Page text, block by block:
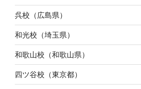
呉校（広島県）
和光校（埼玉県）
和歌山校（和歌山県）
四ツ谷校（東京都）